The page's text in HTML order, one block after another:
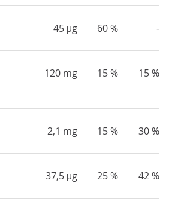
45 μg 60 % -
120 mg 15 % 15 %
2,1 mg 15 % 30 %
37,5 μg 25 % 42 %